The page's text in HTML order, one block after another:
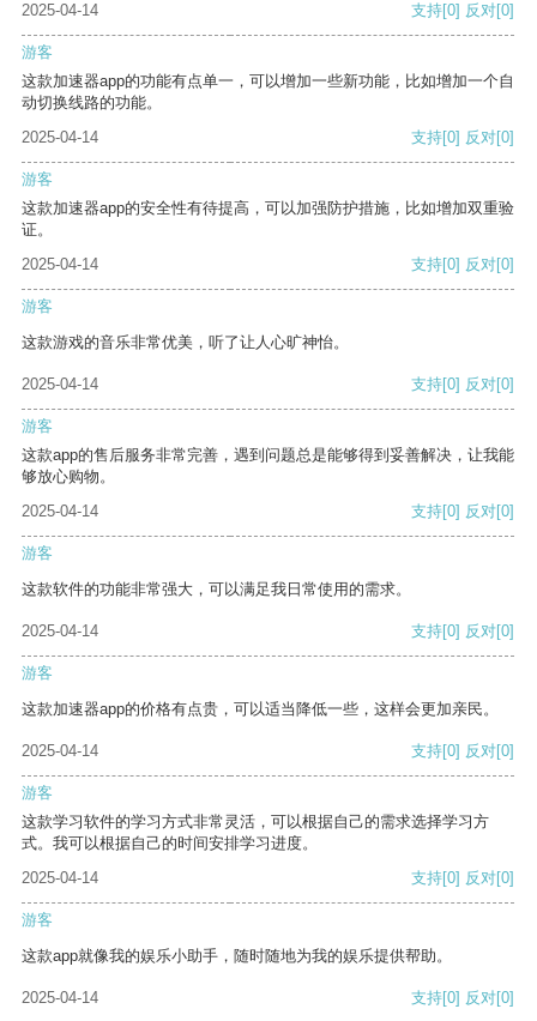
2025-04-14 支持[0] 反对[0]
游客
这款加速器app的功能有点单一，可以增加一些新功能，比如增加一个自
动切换线路的功能。
2025-04-14
支持[0] 反对[0]
游客
这款加速器app的安全性有待提高，可以加强防护措施，比如增加双重验
证。
2025-04-14
支持[0] 反对[0]
游客
这款游戏的音乐非常优美，听了让人心旷神怡。
2025-04-14 支持[0] 反对[0]
游客
这款app的售后服务非常完善，遇到问题总是能够得到妥善解决，让我能
够放心购物。
2025-04-14
支持[0] 反对[0]
游客
这款软件的功能非常强大，可以满足我日常使用的需求。
2025-04-14 支持[0] 反对[0]
游客
这款加速器app的价格有点贵，可以适当降低一些，这样会更加亲民。
2025-04-14 支持[0] 反对[0]
游客
这款学习软件的学习方式非常灵活，可以根据自己的需求选择学习方
式。我可以根据自己的时间安排学习进度。
2025-04-14
支持[0] 反对[0]
游客
这款app就像我的娱乐小助手，随时随地为我的娱乐提供帮助。
2025-04-14 支持[0] 反对[0]